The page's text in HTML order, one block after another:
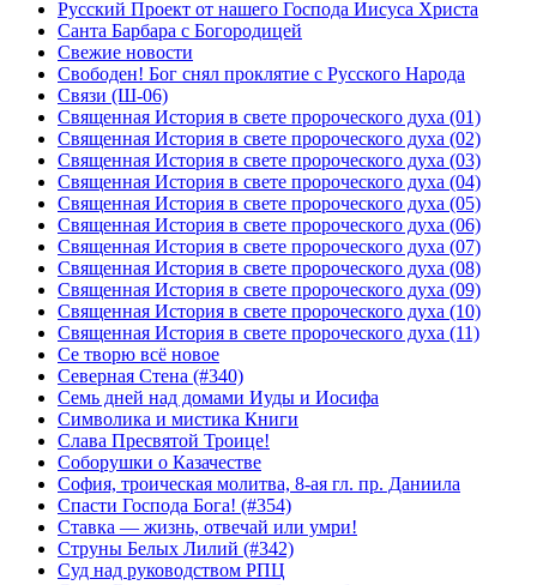
Русский Проект от нашего Господа Иисуса Христа
Санта Барбара с Богородицей
Свежие новости
Свободен! Бог снял проклятие с Русского Народа
Связи (Ш-06)
Священная История в свете пророческого духа (01)
Священная История в свете пророческого духа (02)
Священная История в свете пророческого духа (03)
Священная История в свете пророческого духа (04)
Священная История в свете пророческого духа (05)
Священная История в свете пророческого духа (06)
Священная История в свете пророческого духа (07)
Священная История в свете пророческого духа (08)
Священная История в свете пророческого духа (09)
Священная История в свете пророческого духа (10)
Священная История в свете пророческого духа (11)
Се творю всё новое
Северная Стена (#340)
Семь дней над домами Иуды и Иосифа
Символика и мистика Книги
Слава Пресвятой Троице!
Соборушки о Казачестве
София, троическая молитва, 8-ая гл. пр. Даниила
Спасти Господа Бога! (#354)
Ставка — жизнь, отвечай или умри!
Струны Белых Лилий (#342)
Суд над руководством РПЦ